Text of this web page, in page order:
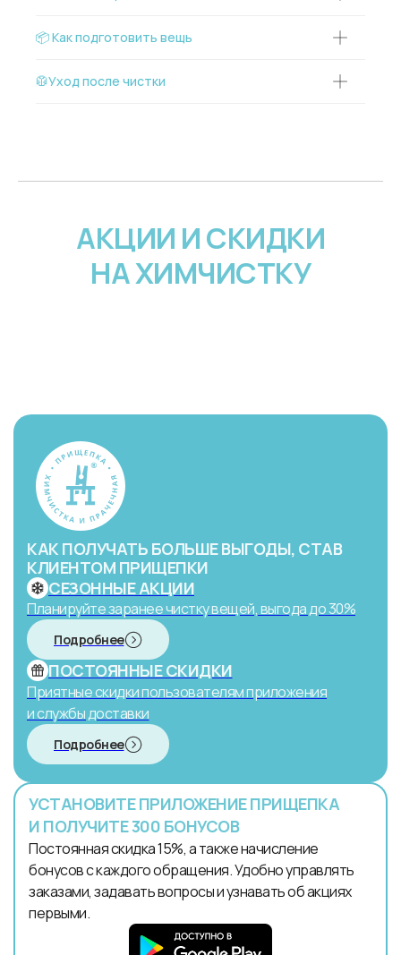
📦 Как подготовить вещь
🥼Уход после чистки
АКЦИИ И СКИДКИ
НА ХИМЧИСТКУ
СЕЗОННЫЕ АКЦИИ
Планируйте заранее чистку вещей, выгода до 30%
Подробнее
ПОСТОЯННЫЕ СКИДКИ
Приятные скидки пользователям приложения
и службы доставки
Подробнее
КАК ПОЛУЧАТЬ БОЛЬШЕ ВЫГОДЫ, СТАВ
КЛИЕНТОМ ПРИЩЕПКИ
УСТАНОВИТЕ ПРИЛОЖЕНИЕ ПРИЩЕПКА
И ПОЛУЧИТЕ 300 БОНУСОВ
Постоянная скидка 15%, а также начисление
бонусов с каждого обращения. Удобно управлять
заказами, задавать вопросы и узнавать об акциях
первыми.